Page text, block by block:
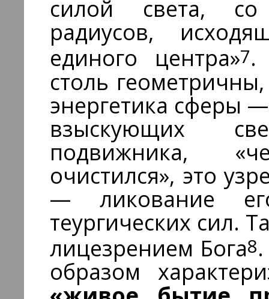
силой света,
радиусов,
единого центра»7.
столь
энергетика сферы
взыскующих
подвижника,
очистился», это
— ликование
теургических сил.
лицезрением Бога8
образом